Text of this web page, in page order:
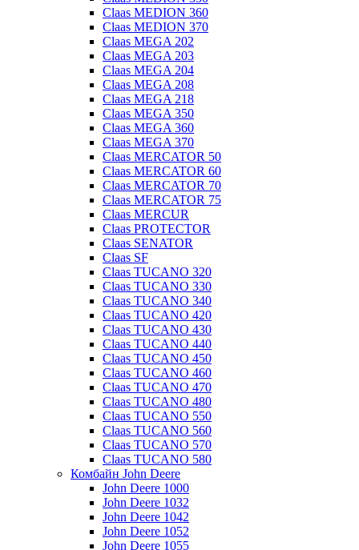
Claas MEDION 360
Claas MEDION 370
Claas MEGA 202
Claas MEGA 203
Claas MEGA 204
Claas MEGA 208
Claas MEGA 218
Claas MEGA 350
Claas MEGA 360
Claas MEGA 370
Claas MERCATOR 50
Claas MERCATOR 60
Claas MERCATOR 70
Claas MERCATOR 75
Claas MERCUR
Claas PROTECTOR
Claas SENATOR
Claas SF
Claas TUCANO 320
Claas TUCANO 330
Claas TUCANO 340
Claas TUCANO 420
Claas TUCANO 430
Claas TUCANO 440
Claas TUCANO 450
Claas TUCANO 460
Claas TUCANO 470
Claas TUCANO 480
Claas TUCANO 550
Claas TUCANO 560
Claas TUCANO 570
Claas TUCANO 580
Комбайн John Deere
John Deere 1000
John Deere 1032
John Deere 1042
John Deere 1052
John Deere 1055